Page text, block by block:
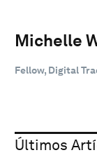
Michelle
Fellow, Digital
Últimos